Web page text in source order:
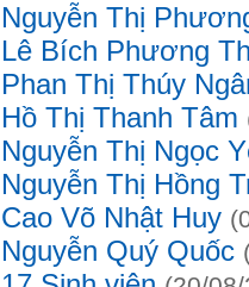
Nguyễn Thị
Lê Bích Phương
Phan Thị Thúy
Hồ Thị Thanh Tâm
Nguyễn Thị Ngọc
Nguyễn Thị Hồng
Cao Võ Nhật Huy
Nguyễn Quý Quốc